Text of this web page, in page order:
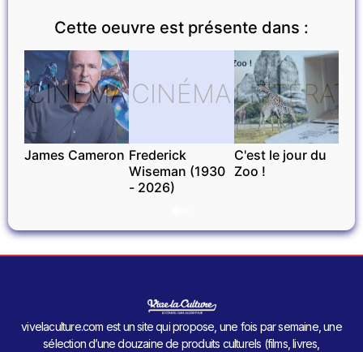
Cette oeuvre est présente dans :
CINÉMA
James Cameron
CINÉMA
Frederick
Wiseman (1930
- 2026)
C'est le jour du
Zoo !
vivelaculture.com est un site qui propose, une fois par semaine, une
sélection d’une douzaine de produits culturels (films, livres,